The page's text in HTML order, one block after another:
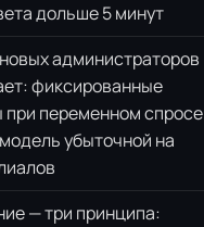
дольше 5 минут
администраторов
фиксированные
при переменном спросе
убыточной на
— три принципа: